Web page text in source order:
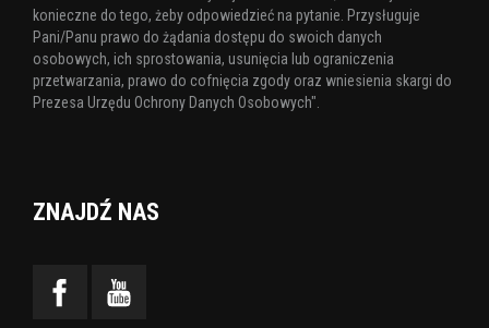
konieczne do tego, żeby odpowiedzieć na pytanie. Przysługuje
Pani/Panu prawo do żądania dostępu do swoich danych
osobowych, ich sprostowania, usunięcia lub ograniczenia
przetwarzania, prawo do cofnięcia zgody oraz wniesienia skargi do
Prezesa Urzędu Ochrony Danych Osobowych".
ZNAJDŹ NAS